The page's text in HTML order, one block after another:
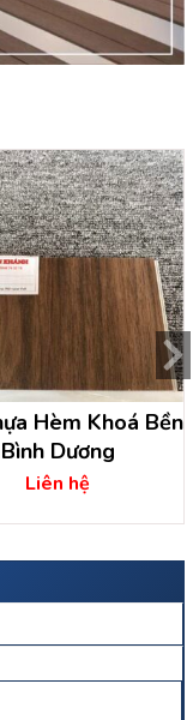
Hèm Khoá Bền
Bình Dương
Liên hệ